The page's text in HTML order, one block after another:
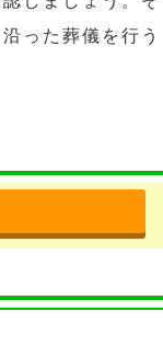
った葬儀を行う